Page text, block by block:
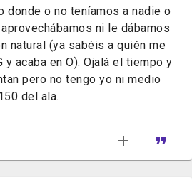
o no teníamos a nadie o
ni le dábamos
natural (ya sabéis a quién me
acaba en O). Ojalá el tiempo y
pero no tengo yo ni medio
del ala.